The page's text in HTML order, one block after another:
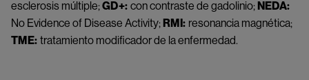
esclerosis múltiple; GD+: con contraste de gadolinio; NEDA:
No Evidence of Disease Activity; RMI:
resonancia magnética;
TME: tratamiento modificador de la enfermedad.